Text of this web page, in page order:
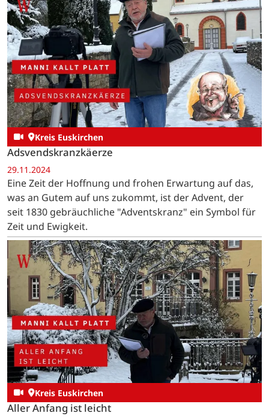
Kreis Euskirchen
Adsvendskranzkäerze
29.11.2024
Eine Zeit der Hoffnung und frohen Erwartung auf das,
was an Gutem auf uns zukommt, ist der Advent, der
seit 1830 gebräuchliche "Adventskranz" ein Symbol für
Zeit und Ewigkeit.
Kreis Euskirchen
Aller Anfang ist leicht